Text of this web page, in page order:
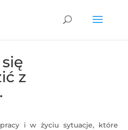
z
i w życiu sytuacje, które